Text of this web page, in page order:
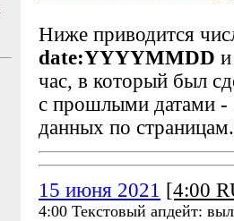
Ниже приводится
date:YYYYMMDD
час, в который был
с прошлыми датами -
данных по страницам.
15 июня 2021 [4:00
4:00 Текстовый апдейт: